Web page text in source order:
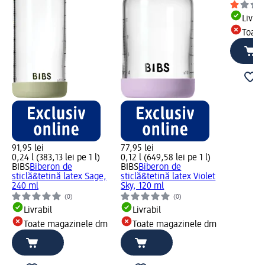
91,95 lei
0,24 l (383,13 lei pe 1 l)
BIBSBiberon de
sticlă&tetină latex Sage,
240 ml
(0)
Livrabil
Toate magazinele dm
77,95 lei
0,12 l (649,58 lei pe 1 l)
BIBSBiberon de
sticlă&tetină latex Violet
Sky, 120 ml
(0)
Livrabil
Toate magazinele dm